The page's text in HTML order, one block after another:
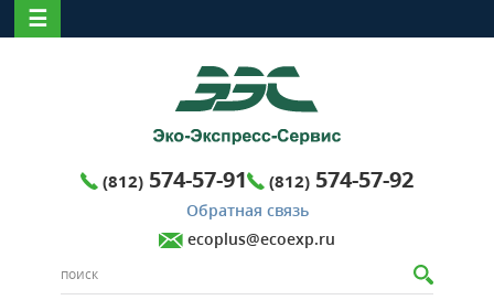
☰
(812) 574-57-91 (812) 574-57-92
Обратная связь
ecoplus@ecoexp.ru